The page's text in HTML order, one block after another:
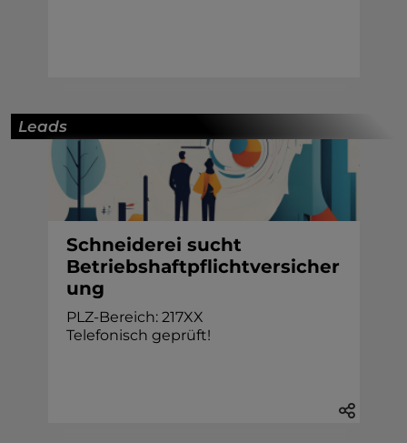
Leads
Schneiderei sucht
Betriebshaftpflichtversicher
ung
PLZ-Bereich: 217XX
Telefonisch geprüft!